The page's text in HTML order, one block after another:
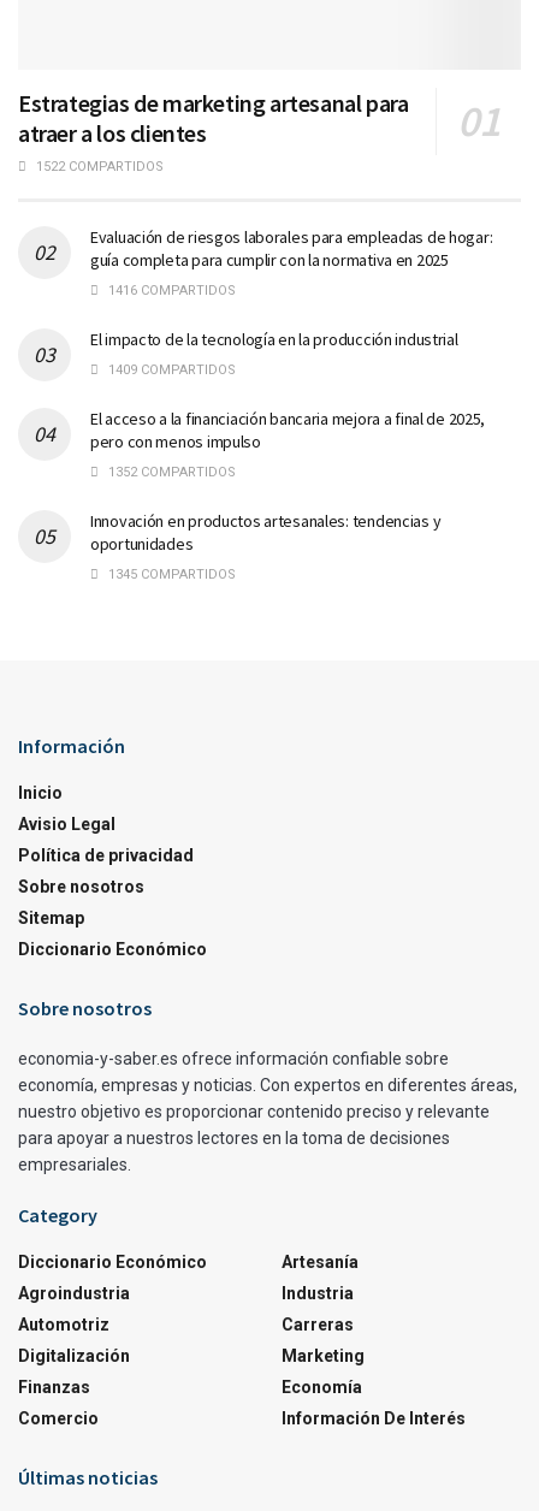
Estrategias de marketing artesanal para
atraer a los clientes
1522 COMPARTIDOS
Evaluación de riesgos laborales para empleadas de hogar:
guía completa para cumplir con la normativa en 2025
1416 COMPARTIDOS
El impacto de la tecnología en la producción industrial
1409 COMPARTIDOS
El acceso a la financiación bancaria mejora a final de 2025,
pero con menos impulso
1352 COMPARTIDOS
Innovación en productos artesanales: tendencias y
oportunidades
1345 COMPARTIDOS
Información
Inicio
Avisio Legal
Política de privacidad
Sobre nosotros
Sitemap
Diccionario Económico
Sobre nosotros
economia-y-saber.es ofrece información confiable sobre
economía, empresas y noticias. Con expertos en diferentes áreas,
nuestro objetivo es proporcionar contenido preciso y relevante
para apoyar a nuestros lectores en la toma de decisiones
empresariales.
Category
Diccionario Económico
Agroindustria
Automotriz
Digitalización
Finanzas
Comercio
Artesanía
Industria
Carreras
Marketing
Economía
Información De Interés
Últimas noticias